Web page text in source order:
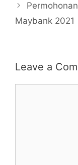
Maybank 2021
Leave a